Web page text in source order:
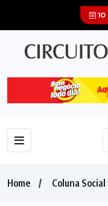
10
Home Coluna Social